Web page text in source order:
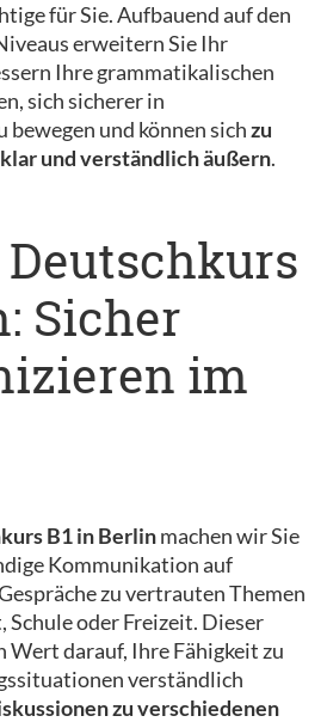
für Sie. Aufbauend auf den
erweitern Sie Ihr
Ihre grammatikalischen
sich sicherer in
und können sichzu
und verständlich äußern.
Sicher
im
B1 in Berlinmachen wir Sie
Kommunikation auf
zu vertrauten Themen
Schule oder Freizeit. Dieser
Wert darauf, Ihre Fähigkeit zu
verständlich
zu verschiedenen